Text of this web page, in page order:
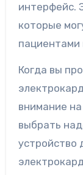
интерфейс.
которые
пациентами
Когда вы
внимание
выбрать
устройство